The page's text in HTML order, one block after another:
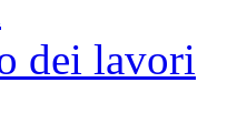
dei lavori